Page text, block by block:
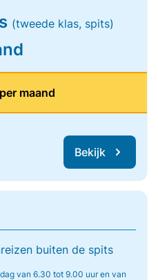
(tweede klas, spits)
maand
Bekijk
buiten de spits
van 6.30 tot 9.00 uur en van